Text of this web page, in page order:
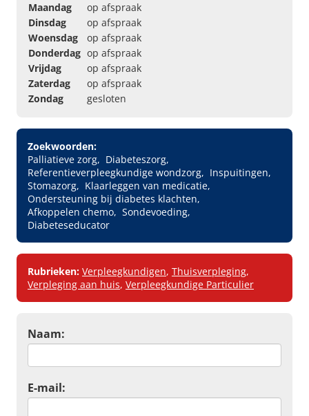
Maandag
op afspraak
Dinsdag
op afspraak
Woensdag
op afspraak
Donderdag op afspraak
Vrijdag
op afspraak
Zaterdag
op afspraak
Zondag
gesloten
Zoekwoorden:
Palliatieve zorg
Diabeteszorg
Referentieverpleegkundige wondzorg
Inspuitingen
Stomazorg
Klaarleggen van medicatie
Ondersteuning bij diabetes klachten
Afkoppelen chemo
Sondevoeding
Diabeteseducator
Rubrieken: Verpleegkundigen, Thuisverpleging,
Verpleging aan huis, Verpleegkundige Particulier
Naam:
E-mail: